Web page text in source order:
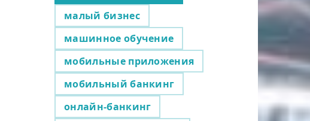
малый бизнес
машинное обучение
мобильные приложения
мобильный банкинг
онлайн-банкинг